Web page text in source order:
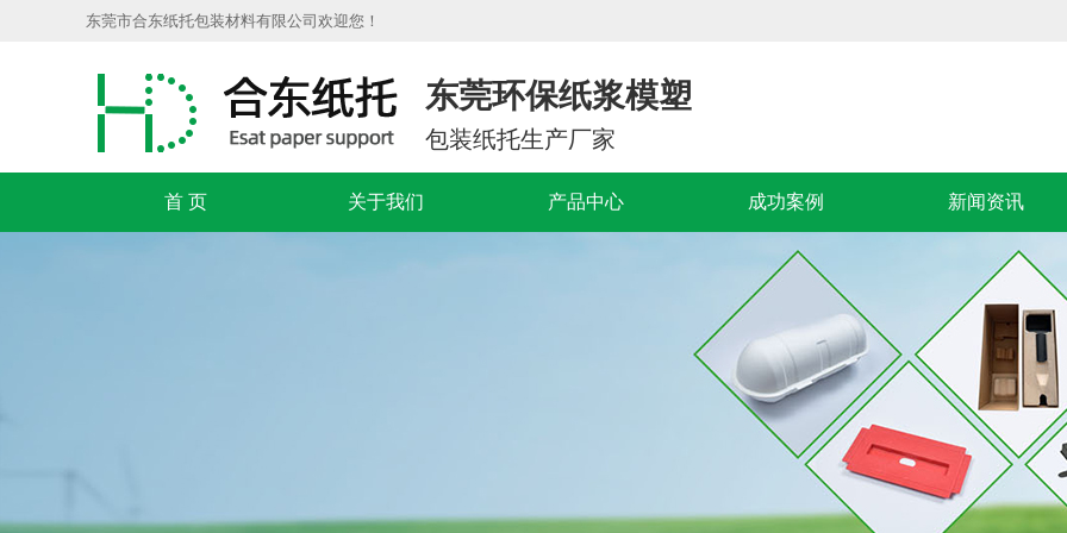
东莞市合东纸托包装材料有限公司欢迎您！
东莞环保纸浆模塑
包装纸托生产厂家
首 页 关于我们 产品中心 成功案例 新闻资讯